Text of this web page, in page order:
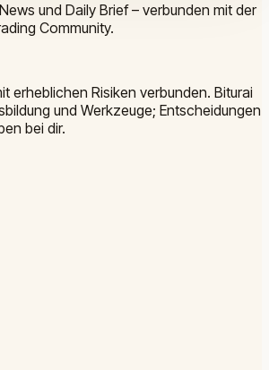
und Daily Brief – verbunden mit der
Community.
erheblichen Risiken verbunden. Biturai
und Werkzeuge; Entscheidungen
bei dir.